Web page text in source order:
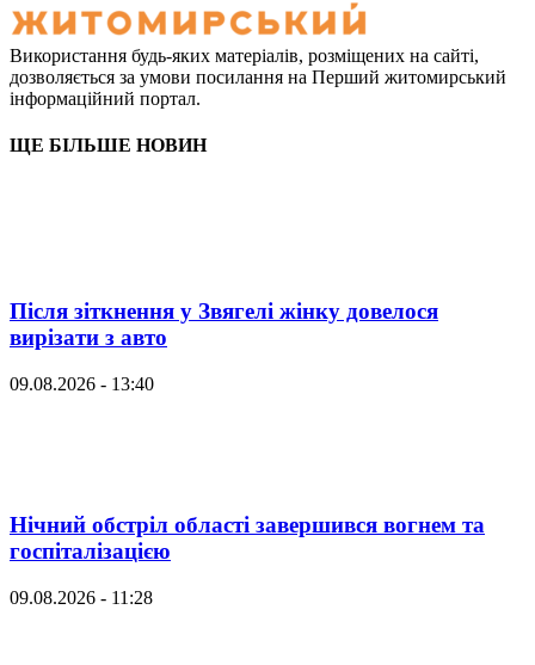
Використання будь-яких матеріалів, розміщених на сайті,
дозволяється за умови посилання на Перший житомирський
інформаційний портал.
ЩЕ БІЛЬШЕ НОВИН
Після зіткнення у Звягелі жінку довелося
вирізати з авто
09.08.2026 - 13:40
Нічний обстріл області завершився вогнем та
госпіталізацією
09.08.2026 - 11:28